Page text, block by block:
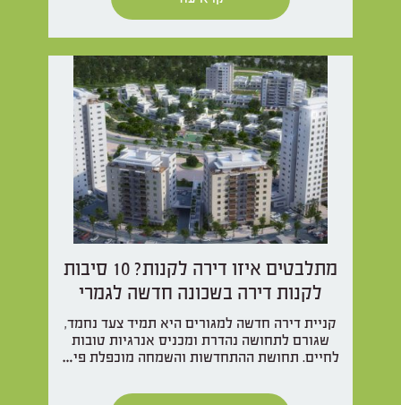
מתלבטים איזו דירה לקנות? 10 סיבות
לקנות דירה בשכונה חדשה לגמרי
קניית דירה חדשה למגורים היא תמיד צעד נחמד,
שגורם לתחושה נהדרת ומכניס אנרגיות טובות
לחיים. תחושת ההתחדשות והשמחה מוכפלת פי…